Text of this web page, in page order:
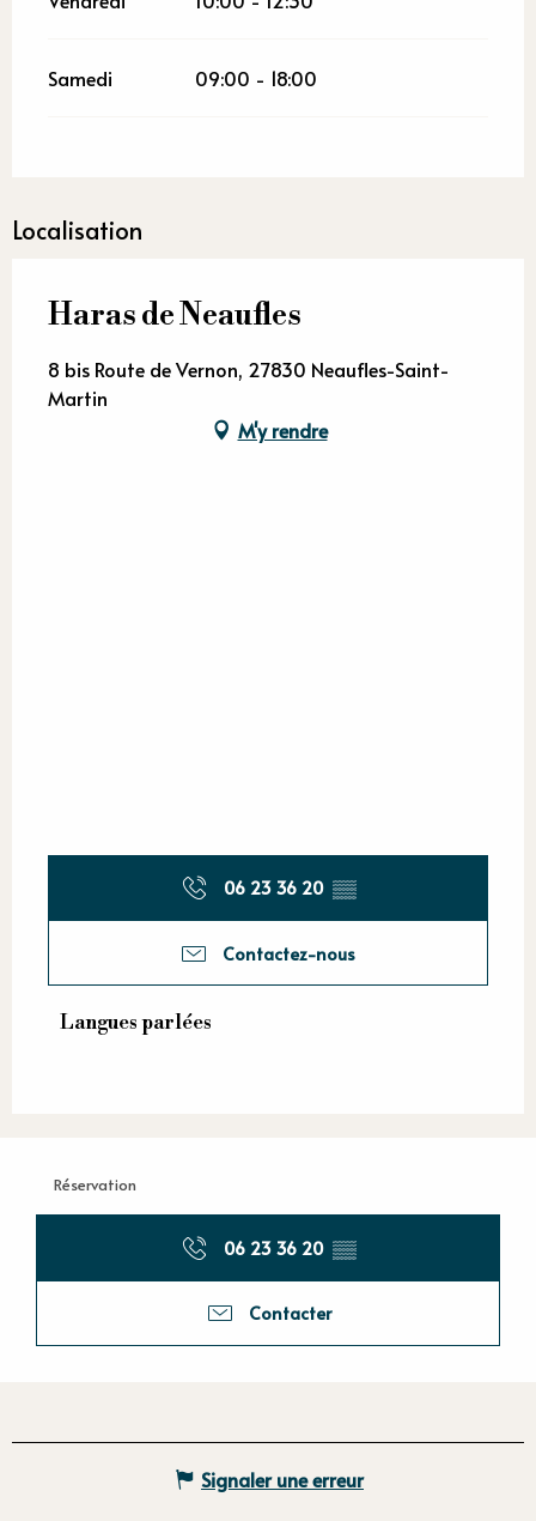
Samedi 09:00 - 18:00
Localisation
Haras de Neaufles
8 bis Route de Vernon, 27830 Neaufles-Saint-
Martin
M'y rendre
06 23 36 20 ▒▒
Contactez-nous
Langues parlées
Langues parlées
Réservation
06 23 36 20 ▒▒
Contacter
Signaler une erreur